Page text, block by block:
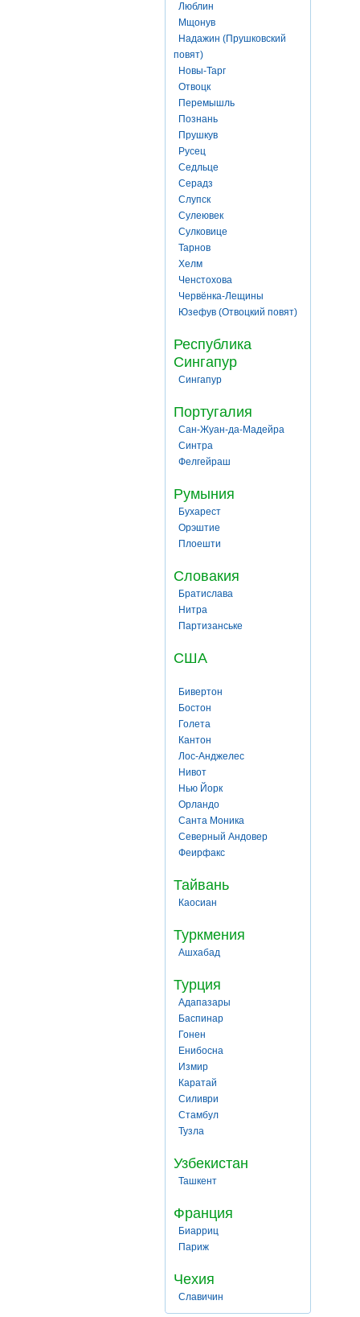
Люблин
Мщонув
Надажин (Прушковский
повят)
Новы-Тарг
Отвоцк
Перемышль
Познань
Прушкув
Русец
Седльце
Серадз
Слупск
Сулеювек
Сулковице
Тарнов
Хелм
Ченстохова
Червёнка-Лещины
Юзефув (Отвоцкий повят)
Республика
Сингапур
Сингапур
Португалия
Сан-Жуан-да-Мадейра
Синтра
Фелгейраш
Румыния
Бухарест
Орэштие
Плоешти
Словакия
Братислава
Нитра
Партизанське
США
Бивертон
Бостон
Голета
Кантон
Лос-Анджелес
Нивот
Нью Йорк
Орландо
Санта Моника
Северный Андовер
Феирфакс
Тайвань
Каосиан
Туркмения
Ашхабад
Турция
Адапазары
Баспинар
Гонен
Енибосна
Измир
Каратай
Силиври
Стамбул
Тузла
Узбекистан
Ташкент
Франция
Биарриц
Париж
Чехия
Славичин